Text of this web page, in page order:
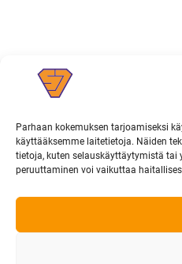
Parhaan kokemuksen tarjoamiseksi
käyttääksemme laitetietoja. Näiden
tietoja, kuten selauskäyttäytymistä
peruuttaminen voi vaikuttaa